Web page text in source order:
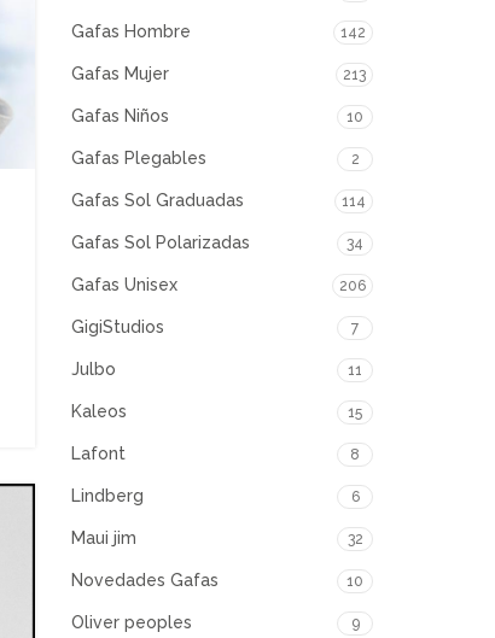
Gafas Hombre 142
Gafas Mujer 213
Gafas Niños 10
Gafas Plegables 2
Gafas Sol Graduadas 114
Gafas Sol Polarizadas 34
Gafas Unisex 206
GigiStudios 7
Julbo 11
Kaleos 15
Lafont 8
Lindberg 6
Maui jim 32
Novedades Gafas 10
Oliver peoples 9